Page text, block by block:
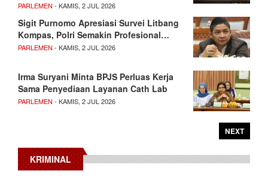
PARLEMEN - KAMIS, 2 JUL 2026
Sigit Purnomo Apresiasi Survei Litbang
Kompas, Polri Semakin Profesional…
PARLEMEN - KAMIS, 2 JUL 2026
Irma Suryani Minta BPJS Perluas Kerja
Sama Penyediaan Layanan Cath Lab
PARLEMEN - KAMIS, 2 JUL 2026
NEXT
KRIMINAL